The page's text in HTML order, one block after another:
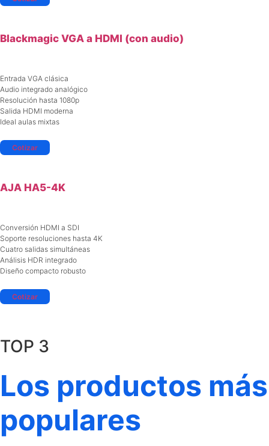
Blackmagic VGA a HDMI (con audio)
Entrada VGA clásica
Audio integrado analógico
Resolución hasta 1080p
Salida HDMI moderna
Ideal aulas mixtas
Cotizar
AJA HA5-4K
Conversión HDMI a SDI
Soporte resoluciones hasta 4K
Cuatro salidas simultáneas
Análisis HDR integrado
Diseño compacto robusto
Cotizar
TOP 3
Los productos más
populares